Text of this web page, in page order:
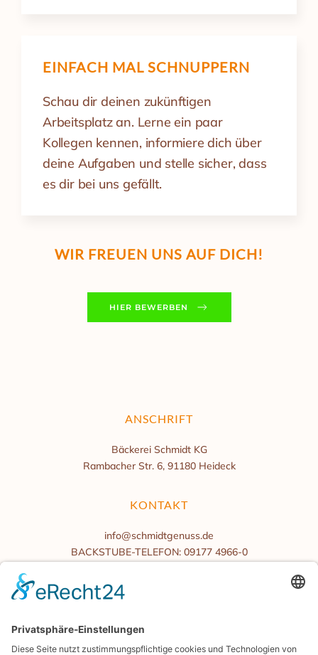
EINFACH MAL SCHNUPPERN
Schau dir deinen zukünftigen
Arbeitsplatz an. Lerne ein paar
Kollegen kennen, informiere dich über
deine Aufgaben und stelle sicher, dass
es dir bei uns gefällt.
WIR FREUEN UNS AUF DICH!
HIER BEWERBEN
ANSCHRIFT
Bäckerei Schmidt KG
Rambacher Str. 6, 91180 Heideck
KONTAKT
info@schmidtgenuss.de
BACKSTUBE-TELEFON: 09177 4966-0
BÜROZEITEN
Samstag/Sonntag geschlossen